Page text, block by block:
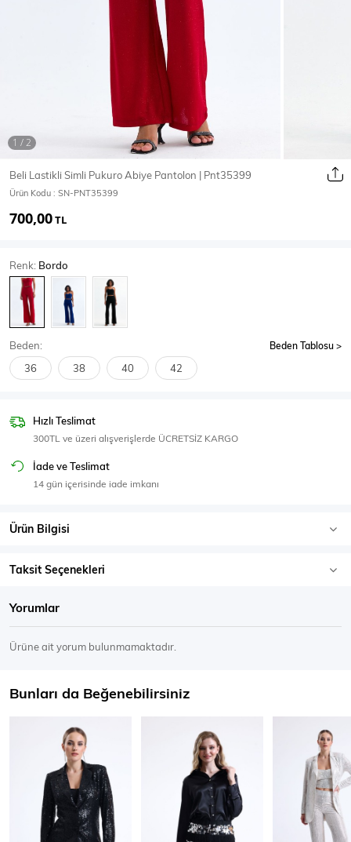
Mont & Kaban Yağmurluk
T-Shirt
Body
SPOR GİYİM
Eşofman Üstü
Beli Lastikli Simli Pukuro Abiye Pantolon | Pnt35399
Ürün Kodu : SN-PNT35399
700,00TL
Renk: Bordo
Beden: Beden Tablosu
36 38 40 42
Hızlı Teslimat
300TL ve üzeri alışverişlerde ÜCRETSİZ KARGO
İade ve Teslimat
14 gün içerisinde iade imkanı
Ürün Bilgisi
Taksit Seçenekleri
Yorumlar
Ürüne ait yorum bulunmamaktadır.
Bunları da Beğenebilirsiniz